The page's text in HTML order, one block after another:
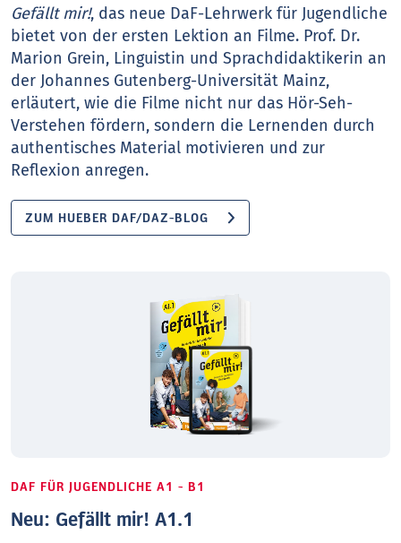
Gefällt mir!, das neue DaF-Lehrwerk für Jugendliche
bietet von der ersten Lektion an Filme. Prof. Dr.
Marion Grein, Linguistin und Sprachdidaktikerin an
der Johannes Gutenberg-Universität Mainz,
erläutert, wie die Filme nicht nur das Hör-Seh-
Verstehen fördern, sondern die Lernenden durch
authentisches Material motivieren und zur
Reflexion anregen.
ZUM HUEBER DAF/DAZ-BLOG
DAF FÜR JUGENDLICHE A1 - B1
Neu: Gefällt mir! A1.1